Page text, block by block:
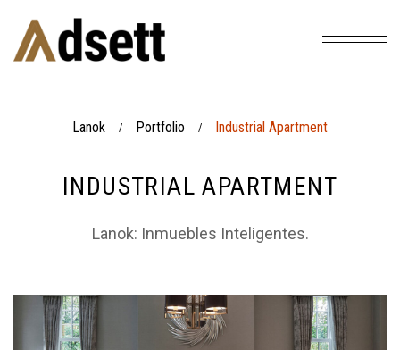
Lanok / Portfolio / Industrial Apartment
INDUSTRIAL APARTMENT
Lanok: Inmuebles Inteligentes.